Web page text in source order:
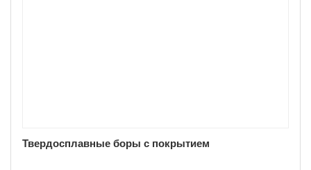
Твердосплавные боры с покрытием